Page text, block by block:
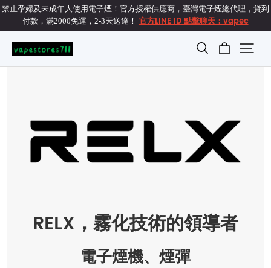
禁止孕婦及未成年人使用電子煙！官方授權供應商，臺灣電子煙總代理，貨到
付款，滿2000免運，2-3天送達！ 官方LINE ID 點擊聊天：vapec
RELX，霧化技術的領導者
電子煙機、煙彈